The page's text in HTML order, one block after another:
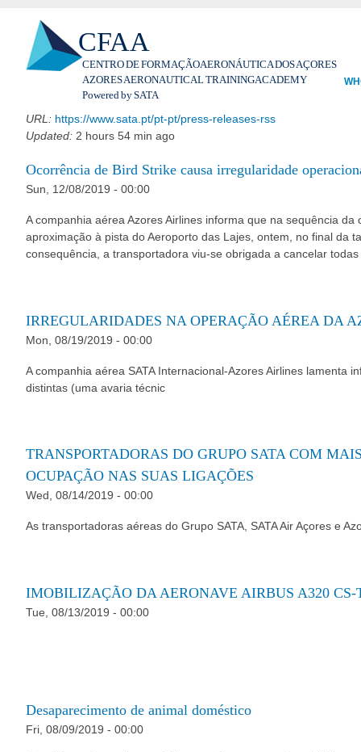
CFAA
CENTRO DE FORMAÇÃO AERONÁUTICA DOS AÇORES
AZORES AERONAUTICAL TRAINING ACADEMY
Powered by SATA
URL: https://www.sata.pt/pt-pt/press-releases-rss
Updated: 2 hours 54 min ago
Ocorrência de Bird Strike causa irregularidade
Sun, 12/08/2019 - 00:00
A companhia aérea Azores Airlines informa que na sequência
aproximação à pista do Aeroporto das Lajes, ontem, no final da
consequência, a transportadora viu-se obrigada a cancelar todas
IRREGULARIDADES NA OPERAÇÃO AÉREA DA
Mon, 08/19/2019 - 00:00
A companhia aérea SATA Internacional-Azores Airlines lamenta
distintas (uma avaria técnic
TRANSPORTADORAS DO GRUPO SATA COM
OCUPAÇÃO NAS SUAS LIGAÇÕES
Wed, 08/14/2019 - 00:00
As transportadoras aéreas do Grupo SATA, SATA Air Açores e
IMOBILIZAÇÃO DA AERONAVE AIRBUS A320 CS-
Tue, 08/13/2019 - 00:00
Desaparecimento de animal doméstico
Fri, 08/09/2019 - 00:00